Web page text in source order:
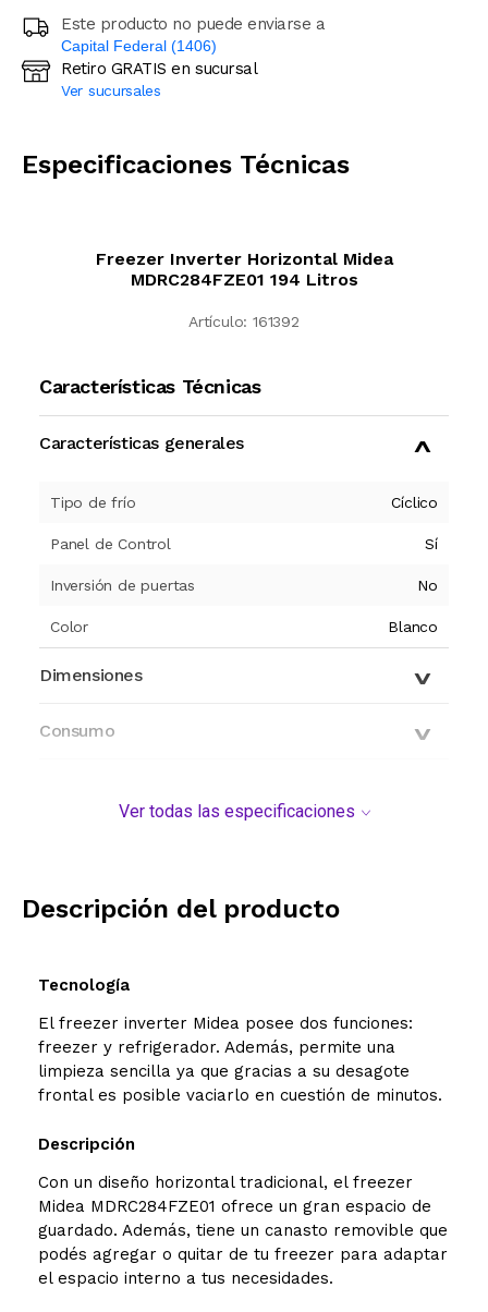
Este producto no puede enviarse a
Capital Federal (1406)
Ingresá código postal (sólo números)
Retiro GRATIS en sucursal
Ver sucursales
Especificaciones Técnicas
Freezer Inverter Horizontal Midea
MDRC284FZE01 194 Litros
Artículo: 161392
Características Técnicas
Características generales
Tipo de frío Cíclico
Panel de Control Sí
Inversión de puertas No
Color Blanco
Dimensiones
Consumo
Ver todas las especificaciones
Descripción del producto
Tecnología
El freezer inverter Midea posee dos funciones:
freezer y refrigerador. Además, permite una
limpieza sencilla ya que gracias a su desagote
frontal es posible vaciarlo en cuestión de minutos.
Descripción
Con un diseño horizontal tradicional, el freezer
Midea MDRC284FZE01 ofrece un gran espacio de
guardado. Además, tiene un canasto removible que
podés agregar o quitar de tu freezer para adaptar
el espacio interno a tus necesidades.